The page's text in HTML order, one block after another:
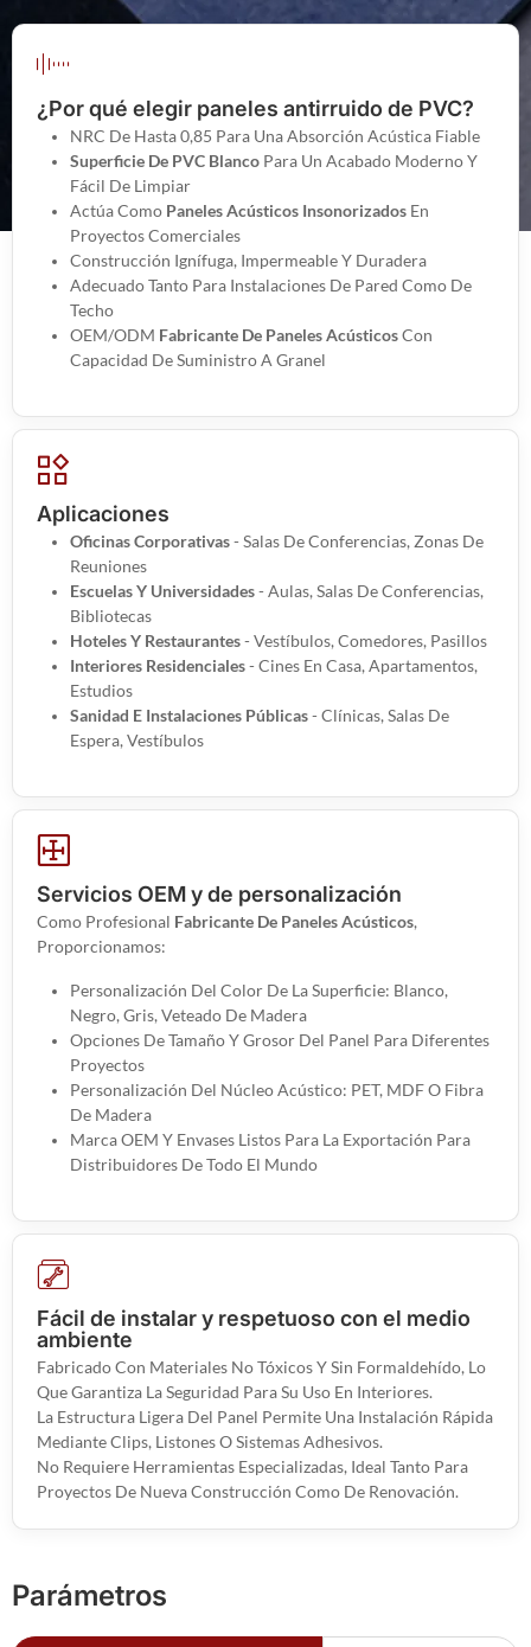
¿Por qué elegir paneles antirruido de PVC?
NRC De Hasta 0,85 Para Una Absorción Acústica Fiable
Superficie De PVC Blanco Para Un Acabado Moderno Y
Fácil De Limpiar
Actúa Como Paneles Acústicos Insonorizados En
Proyectos Comerciales
Construcción Ignífuga, Impermeable Y Duradera
Adecuado Tanto Para Instalaciones De Pared Como De
Techo
OEM/ODM Fabricante De Paneles AcústicosCon
Capacidad De Suministro A Granel
Aplicaciones
Oficinas Corporativas- Salas De Conferencias, Zonas De
Reuniones
Escuelas Y Universidades- Aulas, Salas De Conferencias,
Bibliotecas
Hoteles Y Restaurantes- Vestíbulos, Comedores, Pasillos
Interiores Residenciales- Cines En Casa, Apartamentos,
Estudios
Sanidad E Instalaciones Públicas- Clínicas, Salas De
Espera, Vestíbulos
Servicios OEM y de personalización
Como Profesional Fabricante De Paneles Acústicos,
Proporcionamos:
Personalización Del Color De La Superficie: Blanco,
Negro, Gris, Veteado De Madera
Opciones De Tamaño Y Grosor Del Panel Para Diferentes
Proyectos
Personalización Del Núcleo Acústico: PET, MDF O Fibra
De Madera
Marca OEM Y Envases Listos Para La Exportación Para
Distribuidores De Todo El Mundo
Fácil de instalar y respetuoso con el medio
ambiente
Fabricado Con Materiales No Tóxicos Y Sin Formaldehído, Lo
Que Garantiza La Seguridad Para Su Uso En Interiores.
La Estructura Ligera Del Panel Permite Una Instalación Rápida
Mediante Clips, Listones O Sistemas Adhesivos.
No Requiere Herramientas Especializadas, Ideal Tanto Para
Proyectos De Nueva Construcción Como De Renovación.
Parámetros